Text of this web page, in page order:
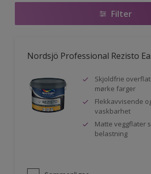
Filter
Nordsjö Professional Rezisto
Skjoldfrie
mørke farger
Flekkavvisende
vaskbarhet
Matte veggflater
belastning